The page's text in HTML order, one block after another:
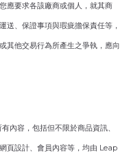
應要求各該廠商或個人，就其商
送、保證事項與瑕疵擔保責任等，
其他交易行為所產生之爭執，應向
內容，包括但不限於商品資訊、
頁設計、會員內容等，均由 Leap